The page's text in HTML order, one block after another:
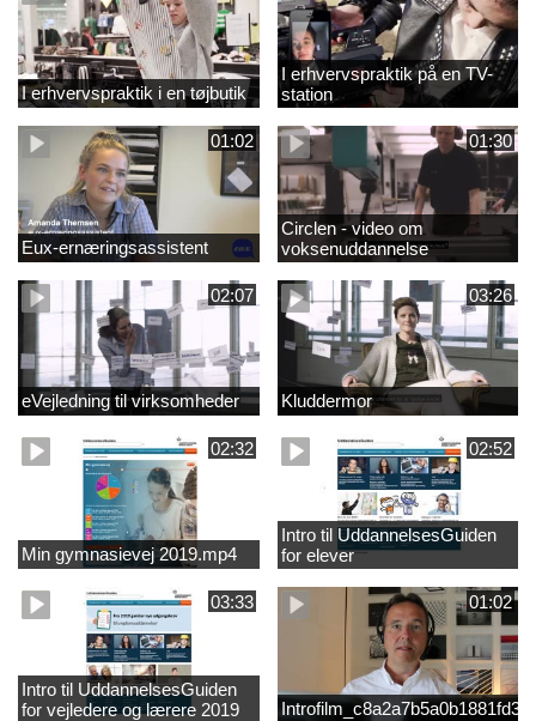
I erhvervspraktik i en tøjbutik
I erhvervspraktik på en TV-
station
01:02
Eux-ernæringsassistent
01:30
Circlen - video om
voksenuddannelse
02:07
eVejledning til virksomheder
03:26
Kluddermor
02:32
Min gymnasievej 2019.mp4
02:52
Intro til UddannelsesGuiden
for elever
03:33
Intro til UddannelsesGuiden
for vejledere og lærere 2019
01:02